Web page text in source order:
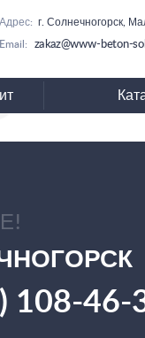
Адрес: г. Солнечногорск,
Email: zakaz@www-beton-
108-46-